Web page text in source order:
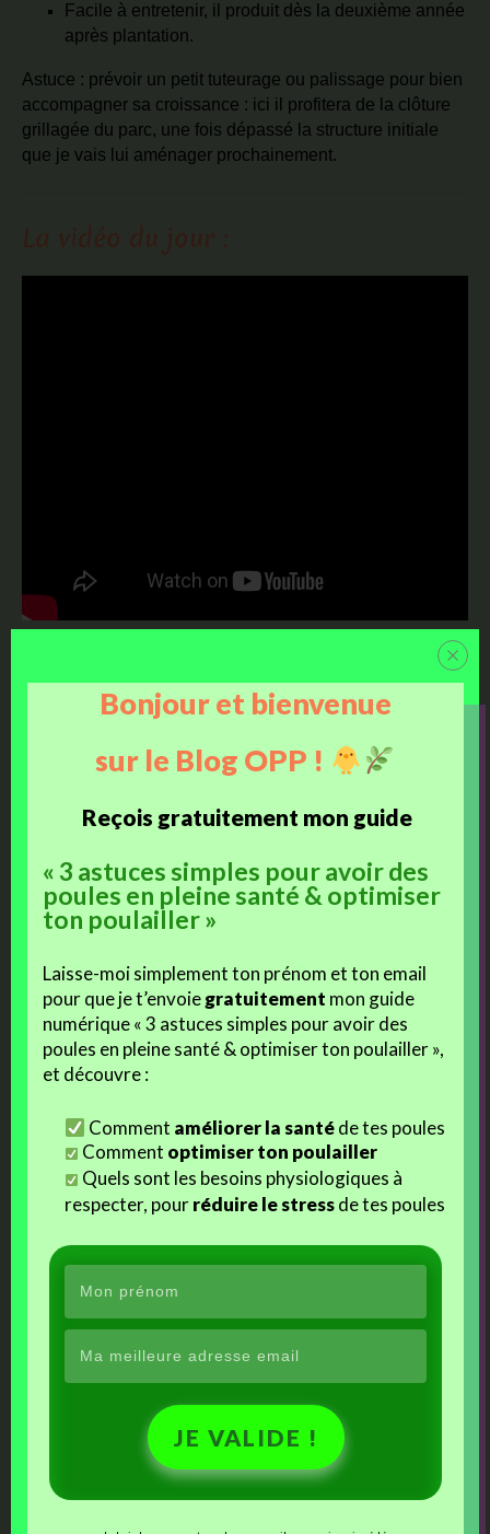
Facile à entretenir, il produit dès la deuxième année
après plantation.
Astuce : prévoir un petit tuteurage ou palissage pour bien
accompagner sa croissance : ici il profitera de la clôture
grillagée du parc, une fois dépassé la structure initiale
que je vais lui aménager prochainement.
Zoom express sur les plantes du jour
Murier Logan
: hybride productif et peu exigeant,
parfait pour couvrir et offrir des fruits généreux
et comestible, très appréciée des insectes. Retrouve
Framboisier: fruitier rustique, facile à bouturer,
gourmand et résilient.
Menthe pomme: vivace aromatique, fraîche et
appréciée des cocottes.
Associer plusieurs plantes au même endroit permet
de créer unmicro-milieu varié, stimulant et utile à
tous les habitants du parc.
Et toi ?
Tu fais quoi de tes coins abandonnés ou des
Viens me raconter comment tu crées de la vie
à partir de presque rien !
Facebook
Bonjour et bienvenue
sur le Blog OPP !
Reçois gratuitement mon guide
« 3 astuces simples pour avoir des
poules en pleine santé & optimiser
ton poulailler »
Laisse-moi simplement ton prénom et ton email
pour que je t’envoiegratuitement mon guide
numérique « 3 astuces simples pour avoir des
poules en pleine santé & optimiser ton poulailler »,
et découvre :
Comment améliorer la santéde tes poules
Comment optimiser ton poulailler
Quels sont les besoins physiologiques à
respecter, pourréduire le stressde tes poules
JE VALIDE !